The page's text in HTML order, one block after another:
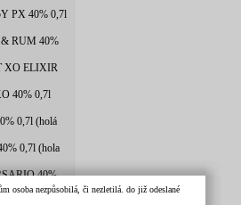
PX 40% 0,7l
RUM 40%
XO ELIXIR
40% 0,7l
0,7l (holá
0,7l (hola
40%
osoba nezpůsobilá, či nezletilá. do již odeslané